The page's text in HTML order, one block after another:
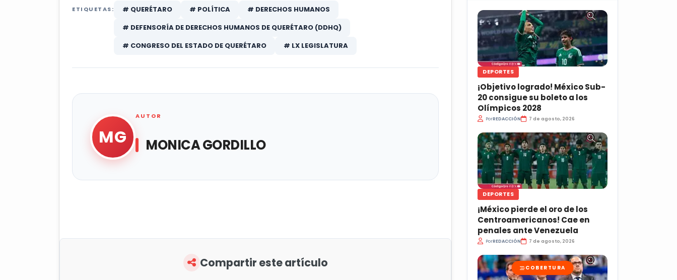
ETIQUETAS: # QUERÉTARO # POLÍTICA
# DERECHOS HUMANOS
# DEFENSORÍA DE DERECHOS HUMANOS DE QUERÉTARO (DDHQ)
# CONGRESO DEL ESTADO DE QUERÉTARO
# LX LEGISLATURA
MG
AUTOR
MONICA GORDILLO
Compartir este artículo
DEPORTES
¡Objetivo logrado! México Sub-
20 consigue su boleto a los
Olímpicos 2028
PorREDACCIÓN 7 de agosto, 2026
DEPORTES
¡México pierde el oro de los
Centroamericanos! Cae en
penales ante Venezuela
PorREDACCIÓN 7 de agosto, 2026
COBERTURA